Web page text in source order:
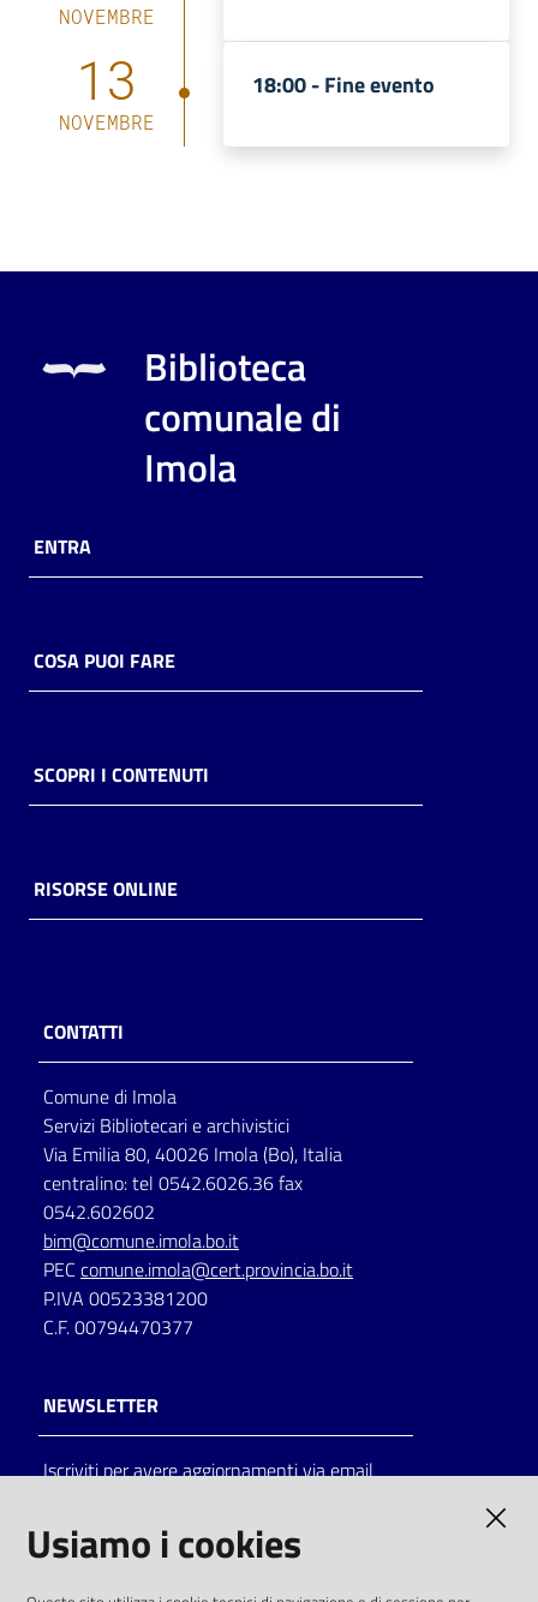
NOVEMBRE
13
NOVEMBRE
18:00 -Fine evento
Biblioteca
comunale di
Imola
ENTRA
COSA PUOI FARE
SCOPRI I CONTENUTI
RISORSE ONLINE
CONTATTI
Comune di Imola
Servizi Bibliotecari e archivistici
Via Emilia 80, 40026 Imola (Bo), Italia
centralino: tel 0542.6026.36 fax
0542.602602
bim@comune.imola.bo.it
PEC comune.imola@cert.provincia.bo.it
P.IVA 00523381200
C.F. 00794470377
NEWSLETTER
Iscriviti per avere aggiornamenti via email
Usiamo i cookies